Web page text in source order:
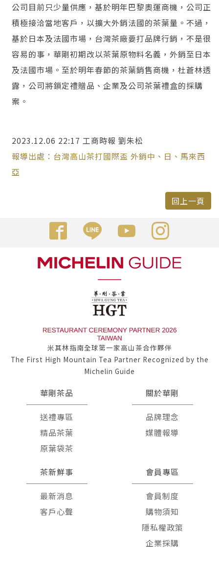
公司目前只少量供應，基於明年巴黎奧運商機，公司正
積極接洽當地客戶，以擴大外銷法國的茶葉量。不過，
基於日本及法國市場，台灣茶廠要打品牌行銷，不是很
容易的事，華剛初期改以茶葉原物料名義，外銷至日本
及法國市場。至於明年春節的茶葉銷售商機，杜蒼林透
露，公司將鎖定禮贈品、企業及公司茶葉禮盒的採購
案。
2023.12.06 22:17 工商時報 劉朱松
報導出處：台灣高山茶打國際盃 外銷中、日、馬來西
亞
回上一頁
米其林指南全球第一家高山茶合作夥伴
The First High Mountain Tea Partner Recognized by the
Michelin Guide
華剛茶品
送禮專區
精品茶葉
原葉袋茶
關於華剛
品牌理念
媒體報導
茶新鮮事
最新消息
客戶心聲
會員專區
會員制度
購物須知
隱私權政策
企業採購